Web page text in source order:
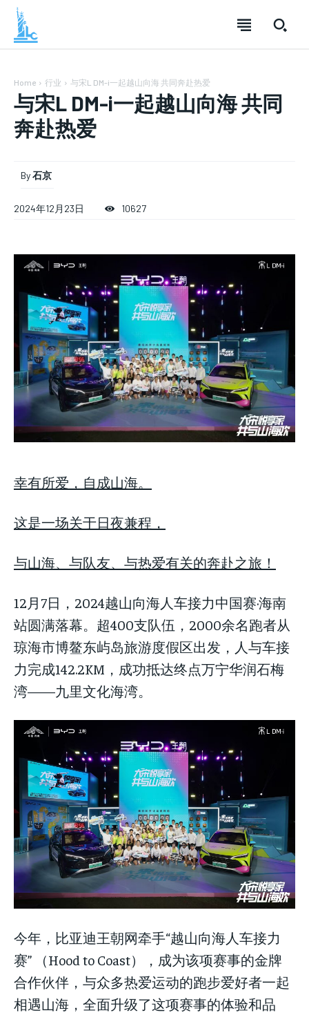
Welcome to Liberty Case
We have a curated list of the most noteworthy news
from all across the globe. With any subscription plan,
you get access toexclusive articles that let you
stay ahead of the curve.
Your Profile
NEWS LIFESTYLE PUBLIC OPINION
LIFESTYLE
Welcome to Liberty Case
We have a curated list of the most noteworthy news from all
across the globe. With any subscription plan, you get access
toexclusive articles that let you stay ahead of the curve.
Your Profile
NEWS LIFESTYLE PUBLIC OPINION
LIFESTYLE
Welcome to Liberty Case
We have a curated list of the most noteworthy news from all
across the globe. With any subscription plan, you get access
toexclusive articles that let you stay ahead of the curve.
Your Profile
NEWS LIFESTYLE PUBLIC OPINION
LIFESTYLE
Home 行业 与宋L DM-i一起越山向海 共同奔赴热爱
与宋L DM-i一起越山向海 共同
奔赴热爱
By石京
2024年12月23日 10627
幸有所爱，自成山海。
这是一场关于日夜兼程，
与山海、与队友、与热爱有关的奔赴之旅！
12月7日，2024越山向海人车接力中国赛·海南
站圆满落幕。超400支队伍，2000余名跑者从
琼海市博鳌东屿岛旅游度假区出发，人与车接
力完成142.2KM，成功抵达终点万宁华润石梅
湾——九里文化海湾。
今年，比亚迪王朝网牵手“越山向海人车接力
赛” （Hood to Coast），成为该项赛事的金牌
合作伙伴，与众多热爱运动的跑步爱好者一起
相遇山海，全面升级了这项赛事的体验和品